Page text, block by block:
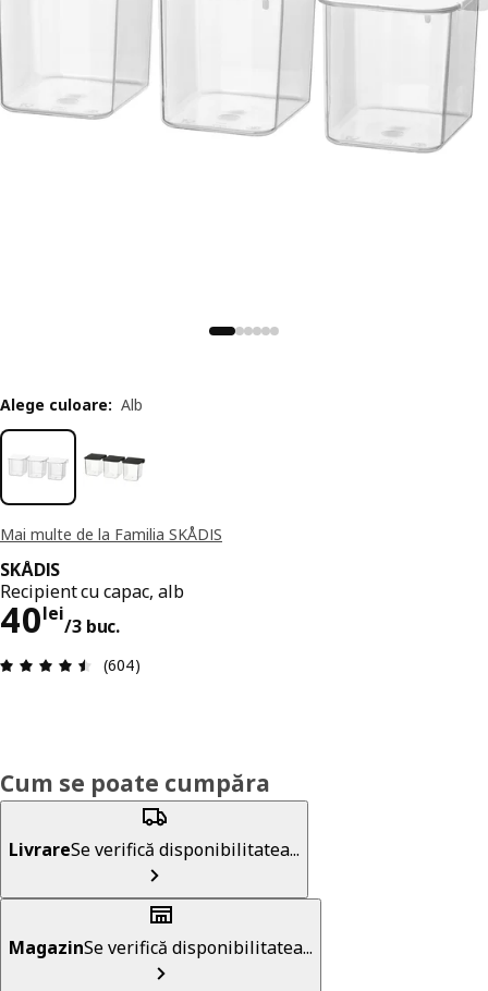
Mai multe de la Familia SKÅDIS
SKÅDIS
Recipient cu capac, alb
40lei
/3 buc.
Preț 40lei/3 buc.
Prezentare generală: 4.5 din 5 stele Total
(604)
Alege culoare: Alb
Cum se poate cumpăra
LivrareSe verifică disponibilitatea...
MagazinSe verifică disponibilitatea...